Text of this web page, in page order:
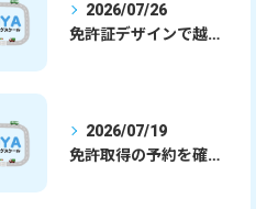
2026/07/26
免許証デザインで越谷市愛を表現する埼玉県さいたま市越谷市の免許取得完全ガイド
2026/07/19
免許取得の予約を確実に取るための最新ガイドと一発試験合格の実践法